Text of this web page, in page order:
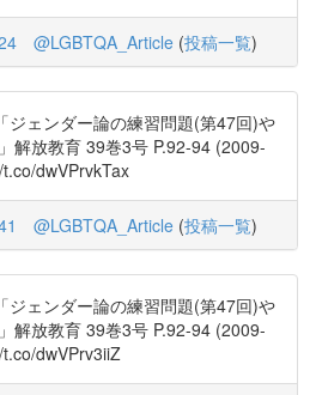
@LGBTQA_Article (投稿一覧)
ジェンダー論の練習問題(第47回)や
解放教育 39巻3号 P.92-94 (2009-
dwVPrvkTax
@LGBTQA_Article (投稿一覧)
ジェンダー論の練習問題(第47回)や
解放教育 39巻3号 P.92-94 (2009-
dwVPrv3iiZ